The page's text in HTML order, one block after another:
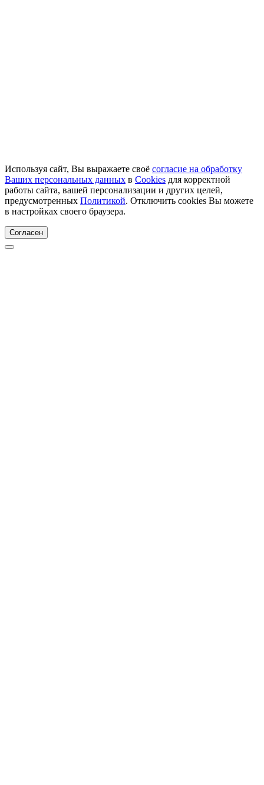
Используя сайт, Вы выражаете своё согласие на обработку
Ваших персональных данных в Cookies для корректной
работы сайта, вашей персонализации и других целей,
предусмотренных Политикой. Отключить cookies Вы можете
в настройках своего браузера.
Согласен